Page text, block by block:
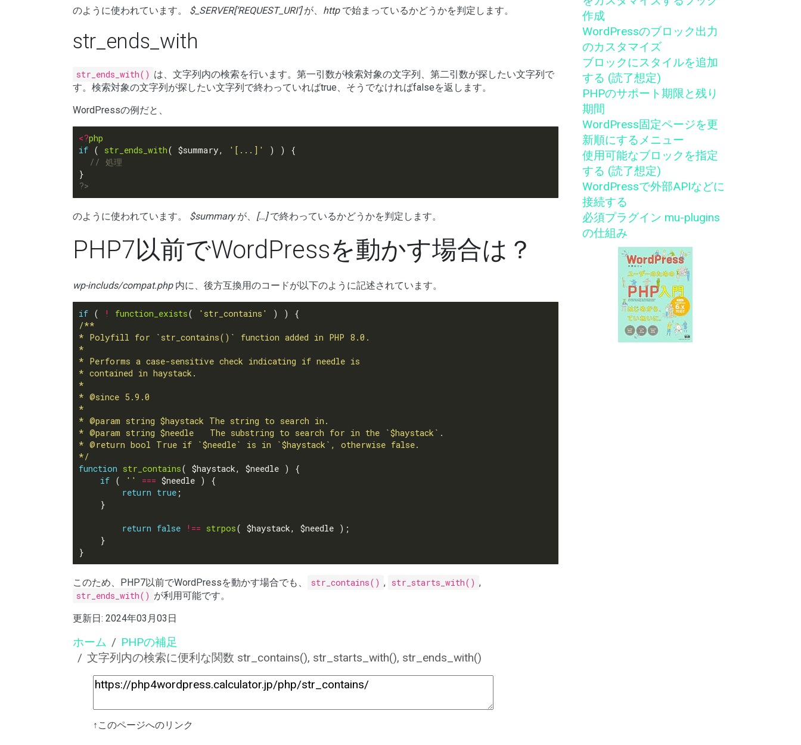
のように使われています。 $_SERVER[‘REQUEST_URI’]が、 httpで始まっているかどうかを判定します。
str_ends_with
str_ends_with() は、文字列内の検索を行います。第一引数が検索対象の文字列、第二引数が探したい文字列で
す。検索対象の文字列が探したい文字列で終わっていればtrue、そうでなければfalseを返します。
WordPressの例だと、
<?php
if ( str_ends_with( $summary, '[...]'
?>
のように使われています。 $summaryが、 […]で終わっているかどうかを判定します。
PHP7以前でWordPressを動かす場合は？
wp-includs/compat.php内に、後方互換用のコードが以下のように記述されています。
if ( ! function_exists( 'str_contains'
*/
function str_contains
if ( '' ===
return true
return false !== strpos
このため、PHP7以前でWordPressを動かす場合でも、 str_contains() , str_starts_with() ,
str_ends_with() が利用可能です。
更新日: 2024年03月03日
ホーム
PHPの補足
文字列内の検索に便利な関数 str_contains(), str_starts_with(), str_ends_with()
↑このページへのリンク
作成
WordPressのブロック出力
のカスタマイズ
ブロックにスタイルを追加
する (読了想定)
PHPのサポート期限と残り
期間
WordPress固定ページを更
新順にするメニュー
使用可能なブロックを指定
する (読了想定)
WordPressで外部APIなどに
接続する
必須プラグイン mu-plugins
の仕組み